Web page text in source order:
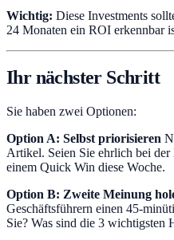
Wichtig: Diese Investments
24 Monaten ein ROI erkennbar
Ihr nächster Schritt
Sie haben zwei Optionen:
Option A: Selbst priorisieren
Artikel. Seien Sie ehrlich bei der
einem Quick Win diese Woche.
Option B: Zweite Meinung
Geschäftsführern einen 45-
Sie? Was sind die 3 wichtigsten